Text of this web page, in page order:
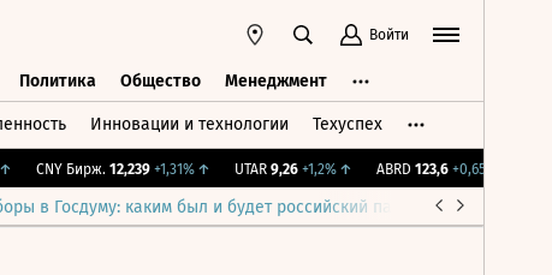
Войти
Политика Общество Менеджмент
Инновации и технологии Техуспех
CNY Бирж. 12,239 +1,31%↑ UTAR 9,26 +1,2%↑ ABRD 123,6 +0,65%
в Госдуму: каким был и будет российский парламент